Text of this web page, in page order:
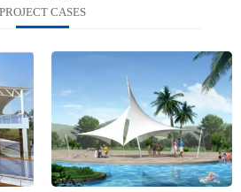
PROJECT CASES